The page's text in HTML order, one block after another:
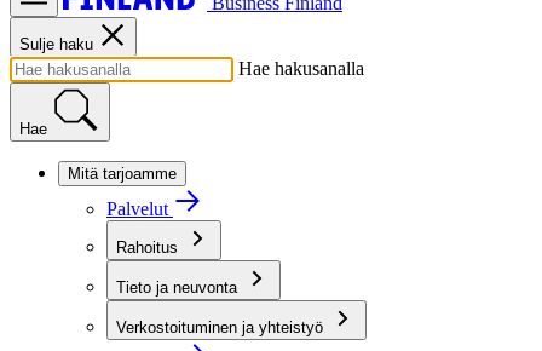
Sulje haku
Hae hakusanalla
Hae
Mitä tarjoamme
Palvelut
Rahoitus
Tieto ja neuvonta
Verkostoituminen ja yhteistyö